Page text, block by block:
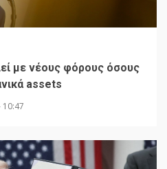
με νέους φόρους όσους
assets